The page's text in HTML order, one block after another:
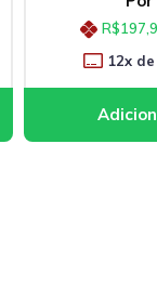
12x de